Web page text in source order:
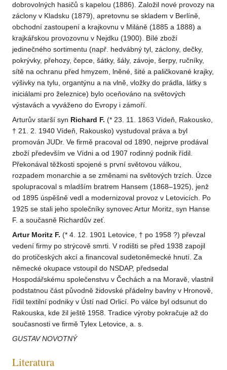
dobrovolných hasičů s kapelou (1886). Založil nové provozy na
záclony v Kladsku (1879), apretovnu se skladem v Berlíně,
obchodní zastoupení a krajkovnu v Miláně (1885 a 1888) a
krajkářskou provozovnu v Nejdku (1900). Bílé zboží
jedinečného sortimentu (např. hedvábný tyl, záclony, dečky,
pokrývky, přehozy, čepce, šátky, šály, závoje, šerpy, ručníky,
sítě na ochranu před hmyzem, lněné, šité a paličkované krajky,
výšivky na tylu, organtýnu a na vlně, vložky do prádla, látky s
iniciálami pro železnice) bylo oceňováno na světových
výstavách a vyváženo do Evropy i zámoří.
Arturův starší syn Richard F. (* 23. 11. 1863 Vídeň, Rakousko,
† 21. 2. 1940 Vídeň, Rakousko) vystudoval práva a byl
promován JUDr. Ve firmě pracoval od 1890, nejprve prodával
zboží především ve Vídni a od 1907 rodinný podnik řídil.
Překonával těžkosti spojené s první světovou válkou,
rozpadem monarchie a se změnami na světových trzích. Úzce
spolupracoval s mladším bratrem Hansem (1868–1925), jenž
od 1895 úspěšně vedl a modernizoval provoz v Letovicích. Po
1925 se stali jeho společníky synovec Artur Moritz, syn Hanse
F. a současně Richardův zeť.
Artur Moritz F. (* 4. 12. 1901 Letovice, † po 1958 ?) převzal
vedení firmy po strýcově smrti. V rodišti se před 1938 zapojil
do protičeských akcí a financoval sudetoněmecké hnutí. Za
německé okupace vstoupil do NSDAP, předsedal
Hospodářskému společenstvu v Čechách a na Moravě, vlastnil
podstatnou část původně židovské přádelny bavlny v Hronově,
řídil textilní podniky v Ústí nad Orlicí. Po válce byl odsunut do
Rakouska, kde žil ještě 1958. Tradice výroby pokračuje až do
současnosti ve firmě Tylex Letovice, a. s.
GUSTAV NOVOTNÝ
Literatura